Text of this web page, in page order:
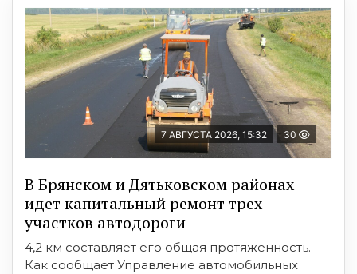
7 АВГУСТА 2026, 15:32 30
В Брянском и Дятьковском районах
идет капитальный ремонт трех
участков автодороги
4,2 км составляет его общая протяженность.
Как сообщает Управление автомобильных